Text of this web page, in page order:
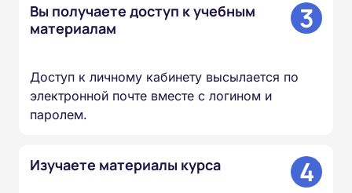
Вы получаете доступ к учебным
материалам
3
Доступ к личному кабинету высылается по
электронной почте вместе с логином и
паролем.
Изучаете материалы курса 4